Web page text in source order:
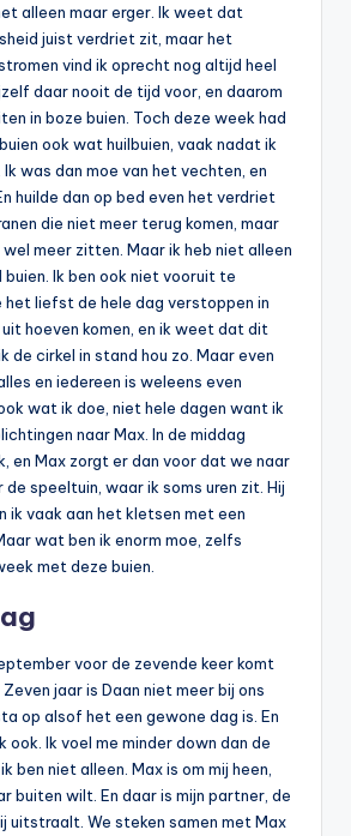
alleen maar erger. Ik weet dat
juist verdriet zit, maar het
vind ik oprecht nog altijd heel
daar nooit de tijd voor, en daarom
in boze buien. Toch deze week had
ook wat huilbuien, vaak nadat ik
Ik was dan moe van het vechten, en
huilde dan op bed even het verdriet
die niet meer terug komen, maar
meer zitten. Maar ik heb niet alleen
buien. Ik ben ook niet vooruit te
het liefst de hele dag verstoppen in
hoeven komen, en ik weet dat dit
de cirkel in stand hou zo. Maar even
en iedereen is weleens even
wat ik doe, niet hele dagen want ik
naar Max. In de middag
en Max zorgt er dan voor dat we naar
de speeltuin, waar ik soms uren zit. Hij
ik vaak aan het kletsen met een
wat ben ik enorm moe, zelfs
met deze buien.
voor de zevende keer komt
jaar is Daan niet meer bij ons
op alsof het een gewone dag is. En
ook. Ik voel me minder down dan de
ben niet alleen. Max is om mij heen,
buiten wilt. En daar is mijn partner, de
uitstraalt. We steken samen met Max